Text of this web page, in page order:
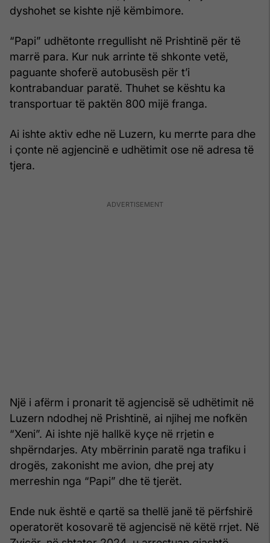
dyshohet se kishte një këmbimore.
“Papi” udhëtonte rregullisht në Prishtinë për të
marrë para. Kur nuk arrinte të shkonte vetë,
paguante shoferë autobusësh për t’i
kontrabanduar paratë. Thuhet se kështu ka
transportuar të paktën 800 mijë franga.
Ai ishte aktiv edhe në Luzern, ku merrte para dhe
i çonte në agjencinë e udhëtimit ose në adresa të
tjera.
Një i afërm i pronarit të agjencisë së udhëtimit në
Luzern ndodhej në Prishtinë, ai njihej me nofkën
“Xeni”. Ai ishte një hallkë kyçe në rrjetin e
shpërndarjes. Aty mbërrinin paratë nga trafiku i
drogës, zakonisht me avion, dhe prej aty
merreshin nga “Papi” dhe të tjerët.
Ende nuk është e qartë sa thellë janë të përfshirë
operatorët kosovarë të agjencisë në këtë rrjet. Në